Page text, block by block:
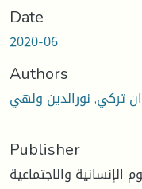
Date
2020-06
Authors
تركي, نورالدين ولهي
Publisher
والاجتماعية